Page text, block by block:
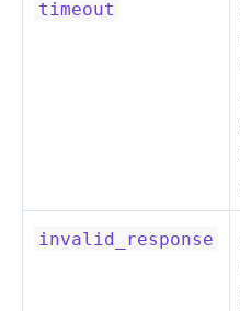
timeout
invalid_response